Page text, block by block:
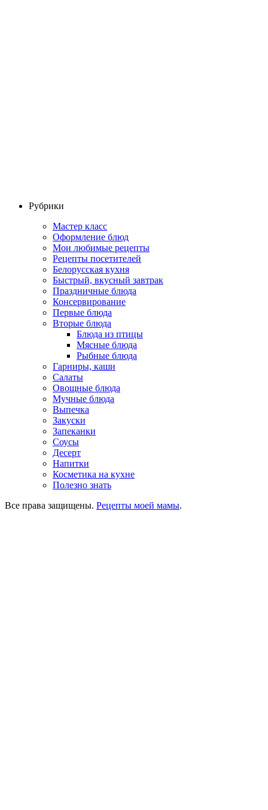
Рубрики
Мастер класс
Оформление блюд
Мои любимые рецепты
Рецепты посетителей
Белорусская кухня
Быстрый, вкусный завтрак
Праздничные блюда
Консервирование
Первые блюда
Вторые блюда
Блюда из птицы
Мясные блюда
Рыбные блюда
Гарниры, каши
Салаты
Овощные блюда
Мучные блюда
Выпечка
Закуски
Запеканки
Соусы
Десерт
Напитки
Косметика на кухне
Полезно знать
Все права защищены. Рецепты моей мамы.